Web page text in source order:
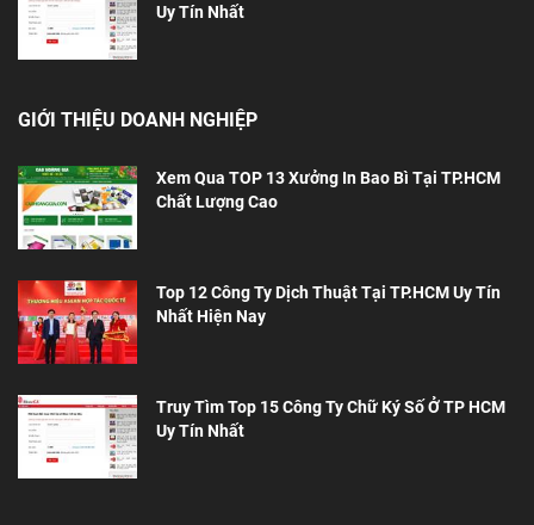
Uy Tín Nhất
GIỚI THIỆU DOANH NGHIỆP
Xem Qua TOP 13 Xưởng In Bao Bì Tại TP.HCM
Chất Lượng Cao
Top 12 Công Ty Dịch Thuật Tại TP.HCM Uy Tín
Nhất Hiện Nay
Truy Tìm Top 15 Công Ty Chữ Ký Số Ở TP HCM
Uy Tín Nhất